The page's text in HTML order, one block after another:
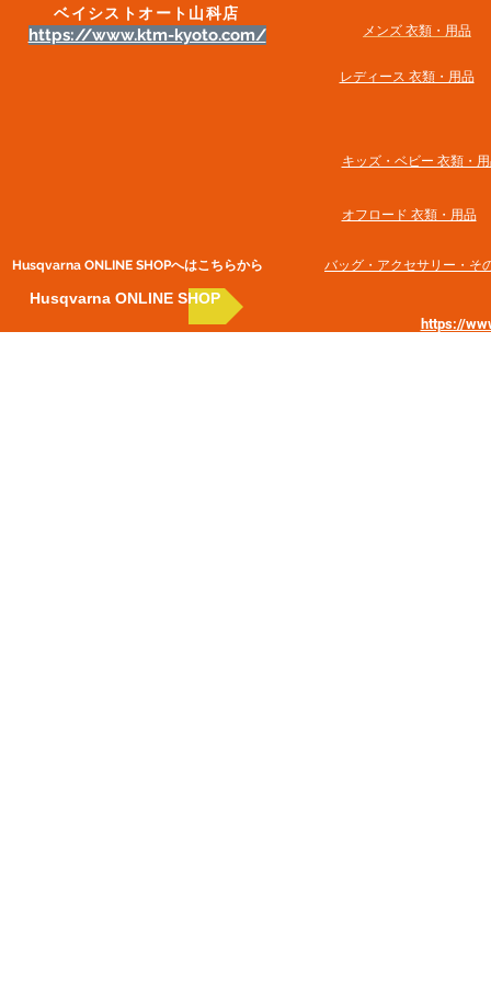
ベイシストオート山科店
https://www.ktm-kyoto.com/
Husqvarna ONLINE SHOP​へはこちらから
Husqvarna ONLINE SHOP
メンズ 衣類・用品
​レディース 衣類・用品
キッズ・ベビー 衣類・
オフロード 衣類・用品
バッグ・アクセサリー・そ
https://